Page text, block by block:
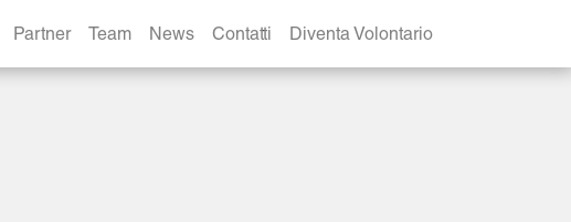
Partner Team News Contatti Diventa Volontario